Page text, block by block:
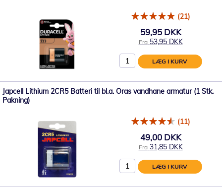
(21)
59,95 DKK
Fra 53,95 DKK
LÆG I KURV
Japcell Lithium 2CR5 Batteri til bl.a. Oras vandhane armatur (1 Stk.
Pakning)
(11)
49,00 DKK
Fra 31,85 DKK
LÆG I KURV